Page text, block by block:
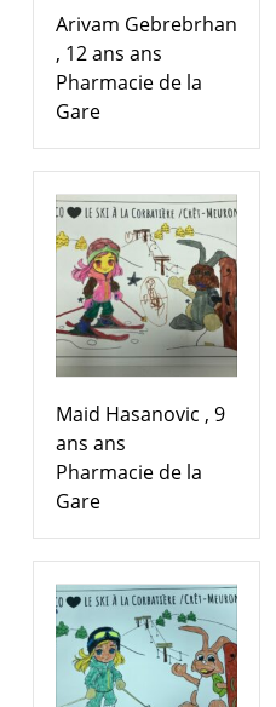
Arivam Gebrebrhan
, 12 ans ans
Pharmacie de la
Gare
Maid Hasanovic , 9
ans ans
Pharmacie de la
Gare